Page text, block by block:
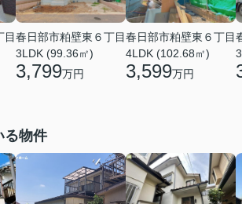
目春日部市粕壁東６丁目
3LDK (99.36㎡)
3,799万円
春日部市粕壁東６丁目
4LDK (102.68㎡)
3,599万円
る物件